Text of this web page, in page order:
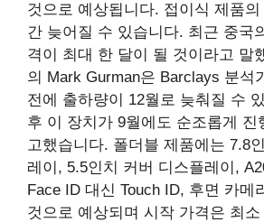
것으로 예상됩니다. 접이식 제품
간 늦어질 수 있습니다. 최근 중국
격이 최대 한 달이 될 것이라고 말
의 Mark Gurman은 Barclays 분석
전에 출하량이 12월로 늦춰질 수
후 이 장치가 9월에도 순조롭게 진
고했습니다. 폴더블 제품에는 7.8
레이, 5.5인치 커버 디스플레이,
Face ID 대신 Touch ID, 후면 카메
것으로 예상되며 시작 가격은 최